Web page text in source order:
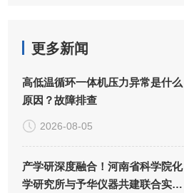
更多新闻
高低温循环一体机压力异常是什么
原因？故障排查
2026-08-05
产学研深度融合！河南省科学院化
学研究所与予华仪器共建联合实验